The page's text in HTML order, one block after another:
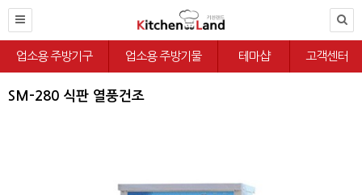
업소용 주방기구 업소용 주방기물 테마샵 고객센터
SM-280 식판 열풍건조